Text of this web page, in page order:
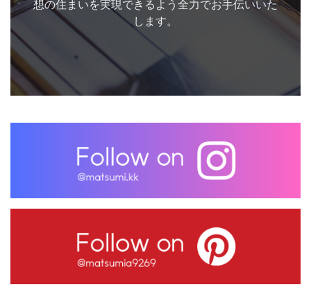
想の住まいを実現できるよう全力でお手伝いいた
します。